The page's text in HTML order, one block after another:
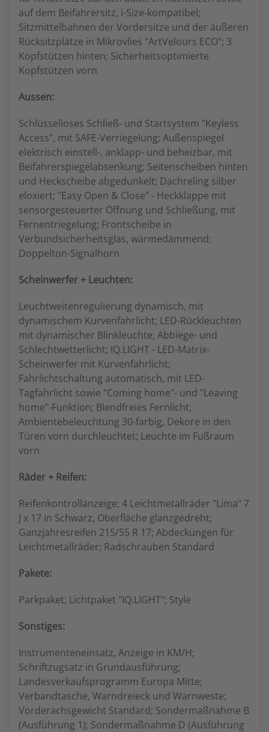
auf dem Beifahrersitz, i-Size-kompatibel;
Sitzmittelbahnen der Vordersitze und der äußeren
Rücksitzplätze in Mikrovlies "ArtVelours ECO"; 3
Kopfstützen hinten; Sicherheitsoptimierte
Kopfstützen vorn
Aussen:
Schlüsselloses Schließ- und Startsystem "Keyless
Access", mit SAFE-Verriegelung; Außenspiegel
elektrisch einstell-, anklapp- und beheizbar, mit
Beifahrerspiegelabsenkung; Seitenscheiben hinten
und Heckscheibe abgedunkelt; Dachreling silber
eloxiert; "Easy Open & Close" - Heckklappe mit
sensorgesteuerter Öffnung und Schließung, mit
Fernentriegelung; Frontscheibe in
Verbundsicherheitsglas, wärmedämmend;
Doppelton-Signalhorn
Scheinwerfer + Leuchten:
Leuchtweitenregulierung dynamisch, mit
dynamischem Kurvenfahrlicht; LED-Rückleuchten
mit dynamischer Blinkleuchte; Abbiege- und
Schlechtwetterlicht; IQ.LIGHT - LED-Matrix-
Scheinwerfer mit Kurvenfahrlicht;
Fahrlichtschaltung automatisch, mit LED-
Tagfahrlicht sowie "Coming home"- und "Leaving
home"-Funktion; Blendfreies Fernlicht;
Ambientebeleuchtung 30-farbig, Dekore in den
Türen vorn durchleuchtet; Leuchte im Fußraum
vorn
Räder + Reifen:
Reifenkontrollanzeige; 4 Leichtmetallräder "Lima" 7
J x 17 in Schwarz, Oberfläche glanzgedreht;
Ganzjahresreifen 215/55 R 17; Abdeckungen für
Leichtmetallräder; Radschrauben Standard
Pakete:
Parkpaket; Lichtpaket "IQ.LIGHT"; Style
Sonstiges:
Instrumenteneinsatz, Anzeige in KM/H;
Schriftzugsatz in Grundausführung;
Landesverkaufsprogramm Europa Mitte;
Verbandtasche, Warndreieck und Warnweste;
Vorderachsgewicht Standard; Sondermaßnahme B
(Ausführung 1); Sondermaßnahme D (Ausführung